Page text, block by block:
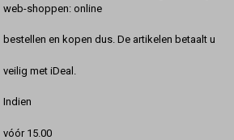
web-shoppen: online
bestellen en kopen dus. De artikelen betaalt u
veilig met iDeal.
Indien
vóór 15.00